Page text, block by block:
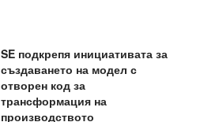
SE подкрепя инициативата за
създаването на модел с
отворен код за
трансформация на
производството